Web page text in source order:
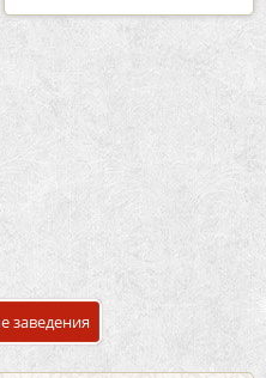
заведения